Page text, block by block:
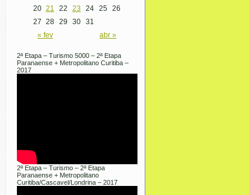
« fev abr »
20 21 22 23 24 25 26
27 28 29 30 31
2ª Etapa – Turismo 5000 – 2ª Etapa
Paranaense + Metropolitano Curitiba –
2017
2ª Etapa – Turismo – 2ª Etapa
Paranaense + Metropolitano
Curitiba/Cascavel/Londrina – 2017